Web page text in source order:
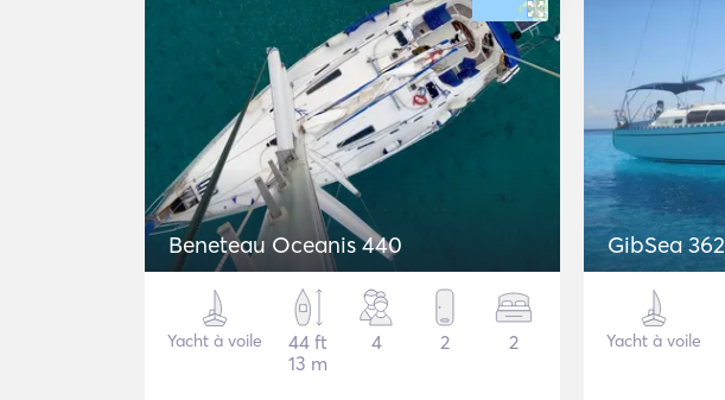
Beneteau Oceanis 440
Yacht à voile
44 ft
13 m
4 2 2
GibSea 362
Yacht à voile